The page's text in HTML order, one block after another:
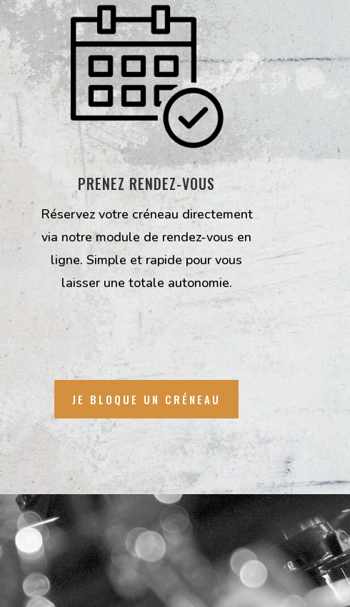
PRENEZ RENDEZ-VOUS
Réservez votre créneau directement
via notre module de rendez-vous en
ligne. Simple et rapide pour vous
laisser une totale autonomie.
JE BLOQUE UN CRÉNEAU